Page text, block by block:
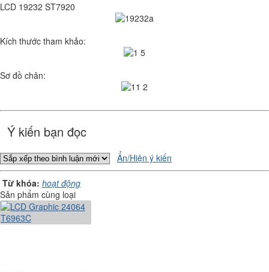
LCD 19232 ST7920
Kích thước tham khảo:
Sơ đồ chân:
Ý kiến bạn đọc
Ẩn/Hiện ý kiến
Từ khóa: hoạt động
Sản phẩm cùng loại